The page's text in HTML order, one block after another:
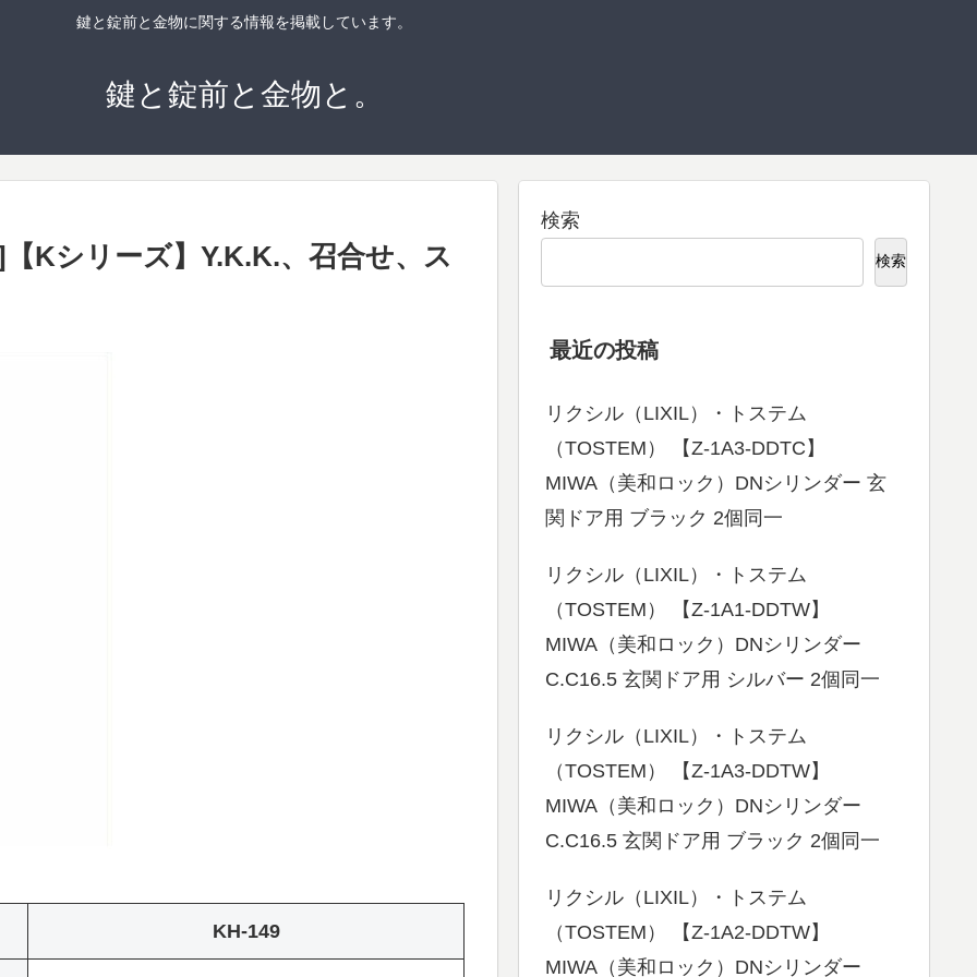
鍵と錠前と金物に関する情報を掲載しています。
鍵と錠前と金物と。
Kシリーズ】Y.K.K.、召合せ、ス
KH-149
検索
検索
最近の投稿
リクシル（LIXIL）・トステム
（TOSTEM） 【Z-1A3-DDTC】
MIWA（美和ロック）DNシリンダー 玄
関ドア用 ブラック 2個同一
リクシル（LIXIL）・トステム
（TOSTEM） 【Z-1A1-DDTW】
MIWA（美和ロック）DNシリンダー
C.C16.5 玄関ドア用 シルバー 2個同一
リクシル（LIXIL）・トステム
（TOSTEM） 【Z-1A3-DDTW】
MIWA（美和ロック）DNシリンダー
C.C16.5 玄関ドア用 ブラック 2個同一
リクシル（LIXIL）・トステム
（TOSTEM） 【Z-1A2-DDTW】
MIWA（美和ロック）DNシリンダー